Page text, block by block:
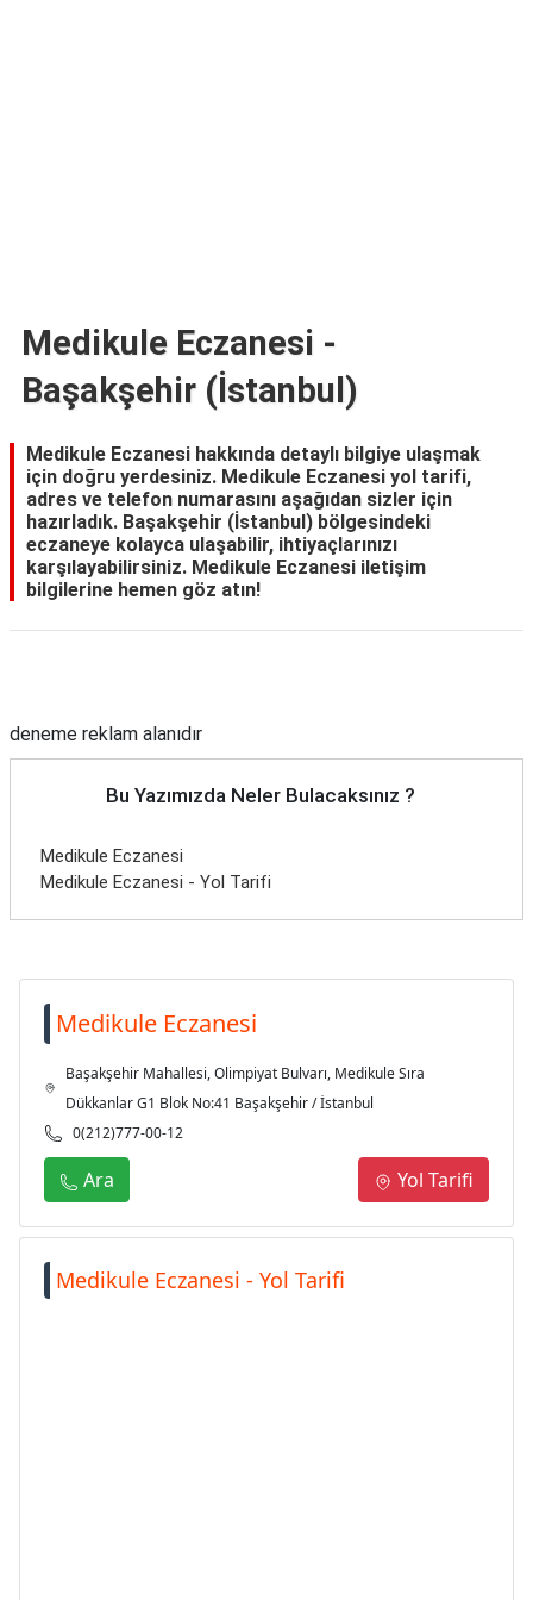
Medikule Eczanesi -
Başakşehir (İstanbul)
Medikule Eczanesi hakkında detaylı bilgiye ulaşmak
için doğru yerdesiniz. Medikule Eczanesi yol tarifi,
adres ve telefon numarasını aşağıdan sizler için
hazırladık. Başakşehir (İstanbul) bölgesindeki
eczaneye kolayca ulaşabilir, ihtiyaçlarınızı
karşılayabilirsiniz. Medikule Eczanesi iletişim
bilgilerine hemen göz atın!
deneme reklam alanıdır
Bu Yazımızda Neler Bulacaksınız ?
Medikule Eczanesi
Medikule Eczanesi - Yol Tarifi
Medikule Eczanesi
Başakşehir Mahallesi, Olimpiyat Bulvarı, Medikule Sıra
Dükkanlar G1 Blok No:41 Başakşehir / İstanbul
0(212)777-00-12
Ara Yol Tarifi
Medikule Eczanesi - Yol Tarifi